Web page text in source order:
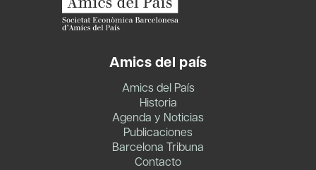
Amics del país
Amics del País
Historia
Agenda y Noticias
Publicaciones
Barcelona Tribuna
Contacto